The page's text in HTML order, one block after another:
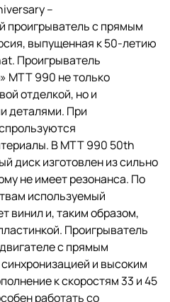
–
проигрыватель с прямым
выпущенная к 50-летию
Проигрыватель
МТТ 990 не только
отделкой, но и
деталями. При
В MTT 990 50th
диск изготовлен из сильно
не имеет резонанса. По
используемый
винил и, таким образом,
Проигрыватель
с прямым
и высоким
к скоростям 33 и 45
работать со